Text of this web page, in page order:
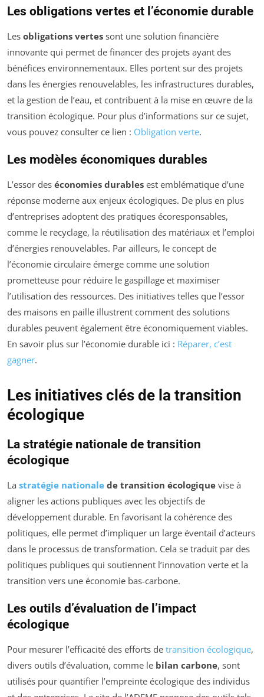
Les obligations vertes et l’économie durable
Les obligations vertes sont une solution financière
innovante qui permet de financer des projets ayant des
bénéfices environnementaux. Elles portent sur des projets
dans les énergies renouvelables, les infrastructures durables,
et la gestion de l’eau, et contribuent à la mise en œuvre de la
transition écologique. Pour plus d’informations sur ce sujet,
vous pouvez consulter ce lien : Obligation verte.
Les modèles économiques durables
L’essor des économies durables est emblématique d’une
réponse moderne aux enjeux écologiques. De plus en plus
d’entreprises adoptent des pratiques écoresponsables,
comme le recyclage, la réutilisation des matériaux et l’emploi
d’énergies renouvelables. Par ailleurs, le concept de
l’économie circulaire émerge comme une solution
prometteuse pour réduire le gaspillage et maximiser
l’utilisation des ressources. Des initiatives telles que l’essor
des maisons en paille illustrent comment des solutions
durables peuvent également être économiquement viables.
En savoir plus sur l’économie durable ici : Réparer, c’est
gagner.
Les initiatives clés de la transition
écologique
La stratégie nationale de transition
écologique
La stratégie nationale de transition écologique vise à
aligner les actions publiques avec les objectifs de
développement durable. En favorisant la cohérence des
politiques, elle permet d’impliquer un large éventail d’acteurs
dans le processus de transformation. Cela se traduit par des
politiques publiques qui soutiennent l’innovation verte et la
transition vers une économie bas-carbone.
Les outils d’évaluation de l’impact
écologique
Pour mesurer l’efficacité des efforts de transition écologique,
divers outils d’évaluation, comme le bilan carbone, sont
utilisés pour quantifier l’empreinte écologique des individus